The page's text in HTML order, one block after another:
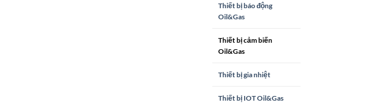
Thiết bị báo động
Oil&Gas
Thiết bị cảm biến
Oil&Gas
Thiết bị gia nhiệt
Thiết bị IOT Oil&Gas